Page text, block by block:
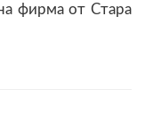
фирма от Стара